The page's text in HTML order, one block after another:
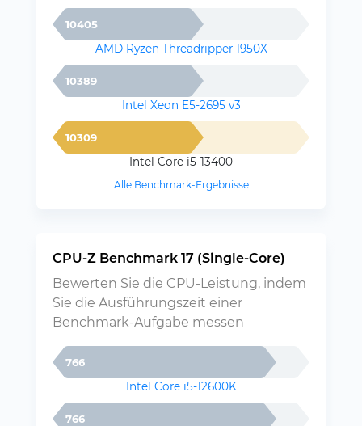
10405
AMD Ryzen Threadripper 1950X
10389
Intel Xeon E5-2695 v3
10309
Intel Core i5-13400
Alle Benchmark-Ergebnisse
CPU-Z Benchmark 17 (Single-Core)
Bewerten Sie die CPU-Leistung, indem
Sie die Ausführungszeit einer
Benchmark-Aufgabe messen
766
Intel Core i5-12600K
766